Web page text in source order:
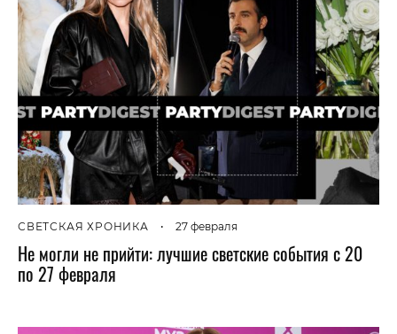
СВЕТСКАЯ ХРОНИКА • 27 февраля
Не могли не прийти: лучшие светские события с 20
по 27 февраля